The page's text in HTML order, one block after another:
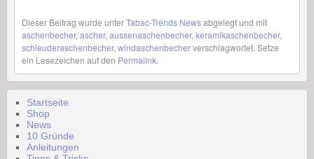
Dieser Beitrag wurde unterTabac-Trends Newsabgelegt und mit
aschenbecher, ascher, aussenaschenbecher, keramikaschenbecher,
schleuderaschenbecher, windaschenbecherverschlagwortet. Setze
ein Lesezeichen auf den Permalink.
Startseite
Shop
News
10 Gründe
Anleitungen